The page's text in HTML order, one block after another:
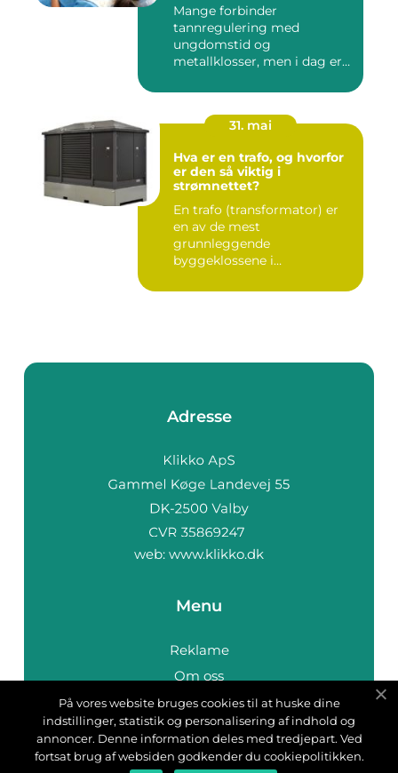
Mange forbinder
tannregulering med
ungdomstid og
metallklosser, men i dag er
31. mai
Hva er en trafo, og hvorfor
er den så viktig i
strømnettet?
En trafo (transformator) er
en av de mest
grunnleggende
byggeklossene i
transforma...
Adresse
web: www.klikko.dk
Menu
Reklame
Om oss
Cookies
Kontakt Oss
Sitemap
På vores website bruges cookies til at huske dine
indstillinger, statistik og personalisering af indhold og
annoncer. Denne information deles med tredjepart. Ved
fortsat brug af websiden godkender du cookiepolitikken.